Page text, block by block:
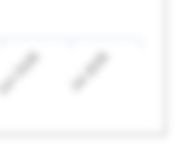
Jun 2026 Jul 2026